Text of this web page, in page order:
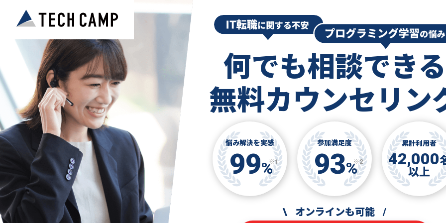
何でも相談できる
無料カウンセリン
悩み解決を実感
99%※1
参加満足度
93%※2
累計利用者
42,000
以上
\ オンラインも可能 /